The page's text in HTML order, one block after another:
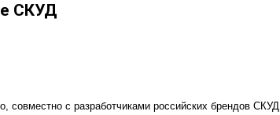
СКУД
с разработчиками российских брендов СКУД